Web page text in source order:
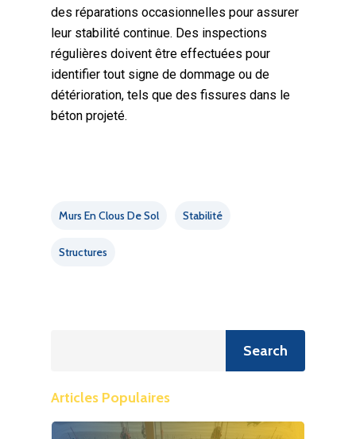
des réparations occasionnelles pour assurer
leur stabilité continue. Des inspections
régulières doivent être effectuées pour
identifier tout signe de dommage ou de
détérioration, tels que des fissures dans le
béton projeté.
Murs En Clous De Sol Stabilité
Structures
Search
Articles Populaires